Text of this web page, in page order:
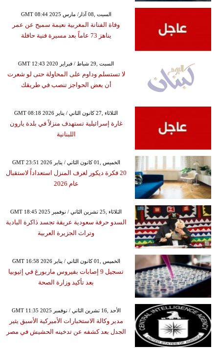
GMT 08:44 2025 السبت ,08 آذار/ مارس
وفاة الفنانة المغربية نعيمة سميح عن عمر
يناهز 73 عاماً بعد مسيرة فنية حافلة
GMT 12:43 2020 السبت ,29 شباط / فبراير
لا تستسلم وداوم على المحاولة حتى لو شعرت
أن بعض الحواجز تنصب في طريقك
GMT 08:18 2026 الثلاثاء ,27 كانون الثاني / يناير
غارة إسرائيلية تستهدف منزلاً في بلدة يارون
اللبنانية
GMT 23:51 2026 الخميس ,01 كانون الثاني / يناير
20 فكرة ديكور لغرف المنزل استعداداً لاستقبال
عام 2026
GMT 18:45 2025 الثلاثاء ,25 تشرين الثاني / نوفمبر
السدو حرفة سعودية عريقة تجسد ذاكرة البادية
وتراث الجزيرة العربية
GMT 16:58 2026 الخميس ,01 كانون الثاني / يناير
تسجيل 9 إصابات بفيروس ماربورغ في إثيوبيا
بعد تأكيد وزارة الصحة
GMT 11:35 2025 الأحد ,16 تشرين الثاني / نوفمبر
مدير وكالة الاستخبارات الأميركية الأسبق يثير
الجدل بعد كشفه عن تدخينه الحشيش في مصر